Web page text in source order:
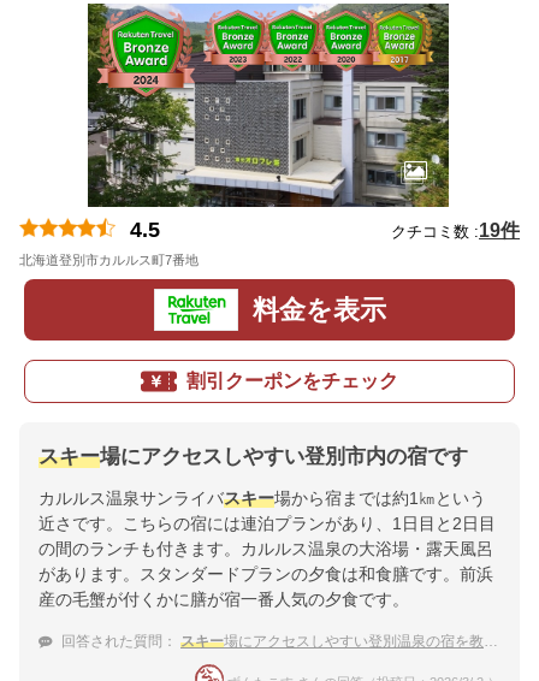
4.5 クチコミ数 :19件
北海道登別市カルルス町7番地
料金を表示
割引クーポンをチェック
スキー場にアクセスしやすい登別市内の宿です
カルルス温泉サンライバスキー場から宿までは約1㎞という
近さです。こちらの宿には連泊プランがあり、1日目と2日目
の間のランチも付きます。カルルス温泉の大浴場・露天風呂
があります。スタンダードプランの夕食は和食膳です。前浜
産の毛蟹が付くかに膳が宿一番人気の夕食です。
回答された質問： スキー場にアクセスしやすい登別温泉の宿を教えて下さい